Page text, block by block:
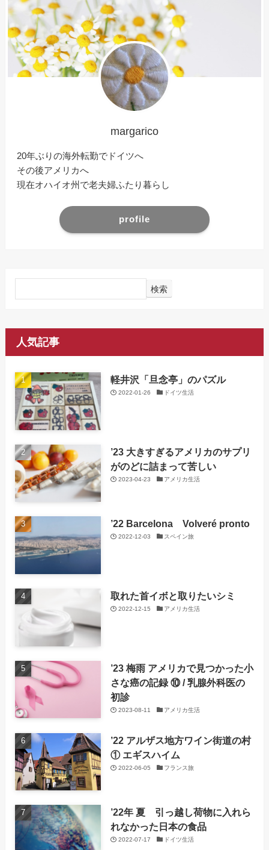
margarico
20年ぶりの海外転勤でドイツへ
その後アメリカへ
現在オハイオ州で老夫婦ふたり暮らし
profile
検索
人気記事
軽井沢「旦念亭」のパズル
2022-01-26 ドイツ生活
’23 大きすぎるアメリカのサプリ
がのどに詰まって苦しい
2023-04-23 アメリカ生活
’22 Barcelona Volveré pronto
2022-12-03 スペイン旅
取れた首イボと取りたいシミ
2022-12-15 アメリカ生活
’23 梅雨 アメリカで見つかった小
さな癌の記録 ⑩ / 乳腺外科医の
初診
2023-08-11 アメリカ生活
’22 アルザス地方ワイン街道の村
① エギスハイム
2022-06-05 フランス旅
’22年 夏 引っ越し荷物に入れら
れなかった日本の食品
2022-07-17 ドイツ生活